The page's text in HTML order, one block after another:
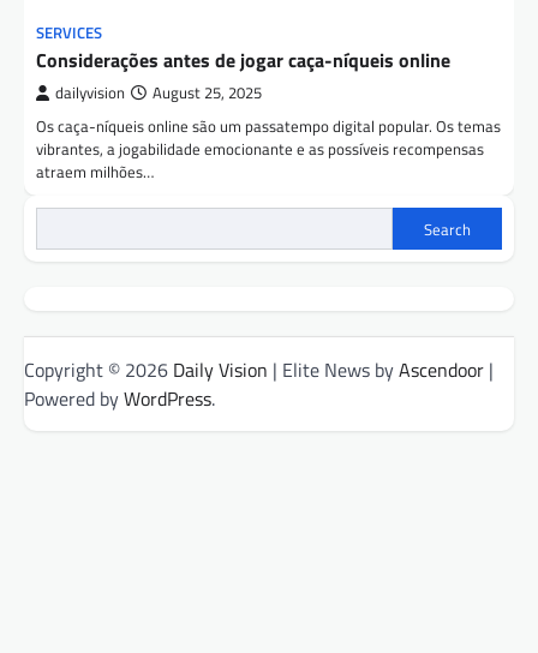
SERVICES
Considerações antes de jogar caça-níqueis online
dailyvision August 25, 2025
Os caça-níqueis online são um passatempo digital popular. Os temas
vibrantes, a jogabilidade emocionante e as possíveis recompensas
atraem milhões…
Search
Copyright © 2026 Daily Vision | Elite News byAscendoor |
Powered byWordPress.